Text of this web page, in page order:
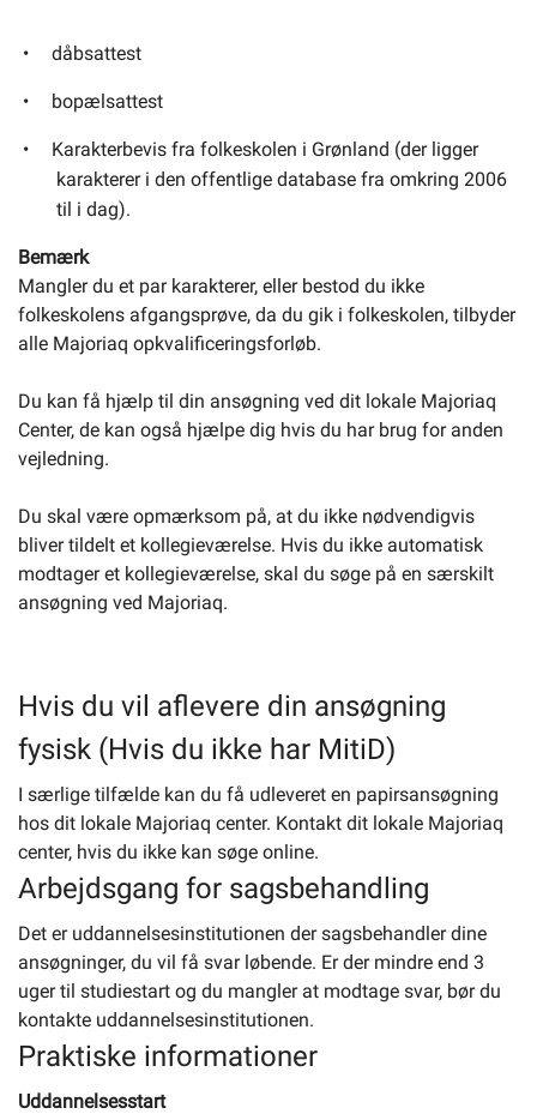
dåbsattest
bopælsattest
Karakterbevis fra folkeskolen i Grønland (der ligger
karakterer i den offentlige database fra omkring 2006
til i dag).
Bemærk
Mangler du et par karakterer, eller bestod du ikke
folkeskolens afgangsprøve, da du gik i folkeskolen, tilbyder
alle Majoriaq opkvalificeringsforløb.
Du kan få hjælp til din ansøgning ved dit lokale Majoriaq
Center, de kan også hjælpe dig hvis du har brug for anden
vejledning.
Du skal være opmærksom på, at du ikke nødvendigvis
bliver tildelt et kollegieværelse. Hvis du ikke automatisk
modtager et kollegieværelse, skal du søge på en særskilt
ansøgning ved Majoriaq.
Hvis du vil aflevere din ansøgning
fysisk (Hvis du ikke har MitiD)
I særlige tilfælde kan du få udleveret en papirsansøgning
hos dit lokale Majoriaq center. Kontakt dit lokale Majoriaq
center, hvis du ikke kan søge online.
Arbejdsgang for sagsbehandling
Det er uddannelsesinstitutionen der sagsbehandler dine
ansøgninger, du vil få svar løbende. Er der mindre end 3
uger til studiestart og du mangler at modtage svar, bør du
kontakte uddannelsesinstitutionen.
Praktiske informationer
Uddannelsesstart